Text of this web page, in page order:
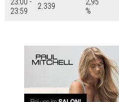
23:59
2.339
%